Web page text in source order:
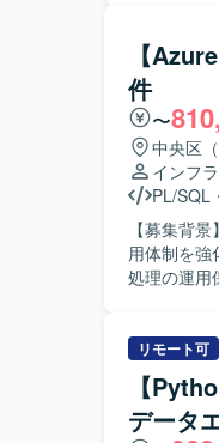
すいとお話を伺っておりま
GitHub
【
件
〜
中央区
インフ
PL/SQL
【募集背
用体制を強化するための
処理の運用
タの品質維
タ基盤運
を求めてお
リモート可
【
データ